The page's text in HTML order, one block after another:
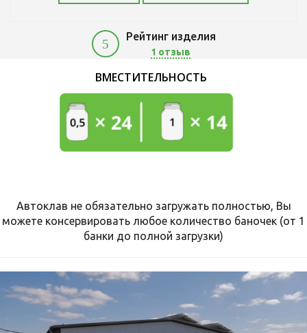
5
Рейтинг изделия
1 отзыв
ВМЕСТИТЕЛЬНОСТЬ
Автоклав не обязательно загружать полностью, Вы
можете консервировать любое количество баночек (от 1
банки до полной загрузки)